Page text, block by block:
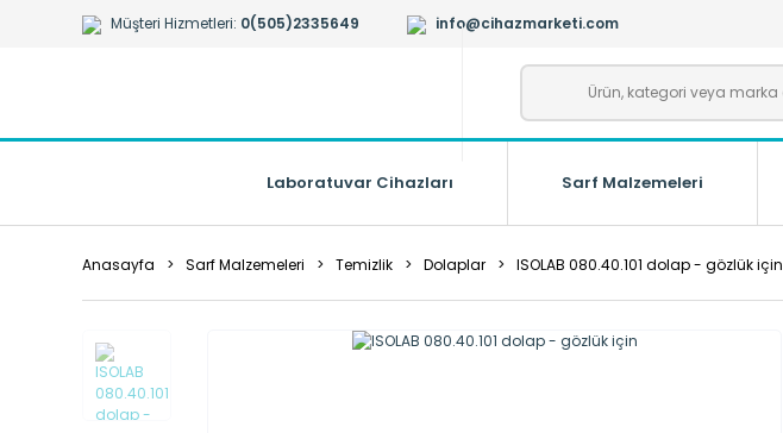
Müşteri Hizmetleri: 0(505)2335649 info@cihazmarketi.com
Laboratuvar Cihazları Sarf Malzemeleri
Anasayfa Sarf Malzemeleri Temizlik Dolaplar ISOLAB 080.40.101 dolap - gözlük için